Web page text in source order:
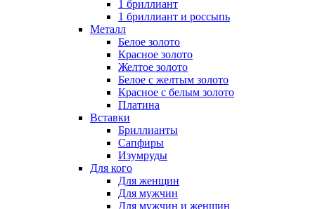
1 бриллиант
1 бриллиант и россыпь
Металл
Белое золото
Красное золото
Желтое золото
Белое с желтым золото
Красное с белым золото
Платина
Вставки
Бриллианты
Сапфиры
Изумруды
Для кого
Для женщин
Для мужчин
Для мужчин и женщин